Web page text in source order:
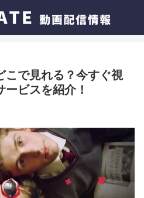
こで見れる？今すぐ視
ビスを紹介！